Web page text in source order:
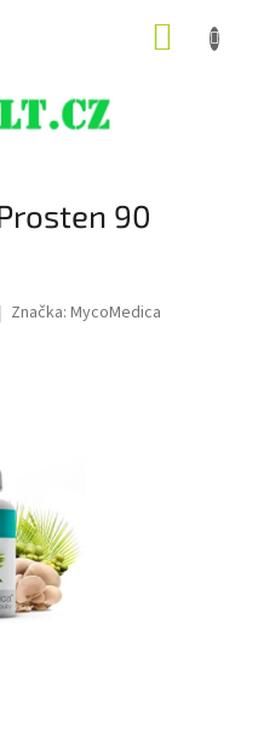
90
Značka: MycoMedica